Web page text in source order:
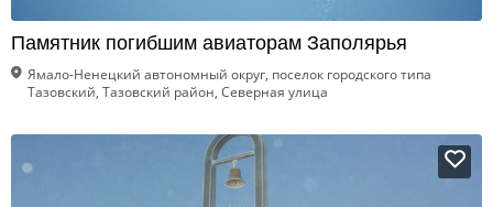
Памятник погибшим авиаторам Заполярья
Ямало-Ненецкий автономный округ, поселок городского типа
Тазовский, Тазовский район, Северная улица